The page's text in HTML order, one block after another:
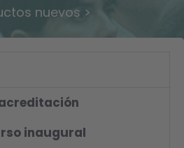
nuevos >
inaugural